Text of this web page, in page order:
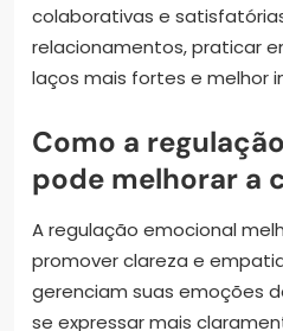
colaborativas e
relacionamentos, praticar
laços mais fortes e melhor
Como a
pode melhorar a
A regulação emocional
promover clareza e
gerenciam suas emoções
se expressar mais